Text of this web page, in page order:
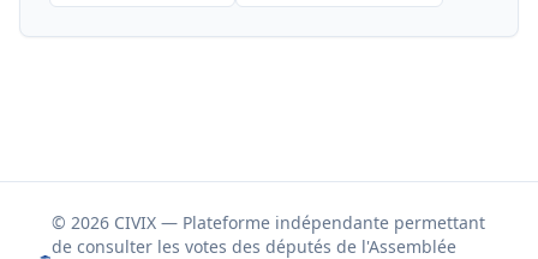
© 2026 CIVIX — Plateforme indépendante permettant
de consulter les votes des députés de l'Assemblée